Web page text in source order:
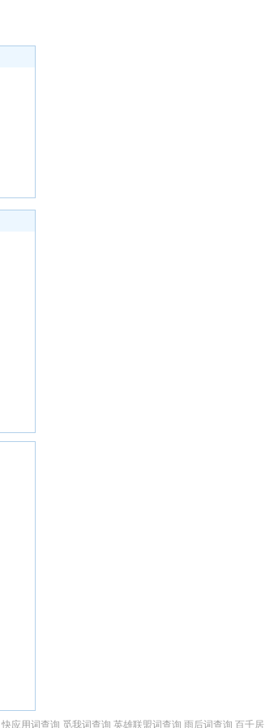
快应用词查询 觅我词查询 英雄联盟词查询 雨后词查询 百千居